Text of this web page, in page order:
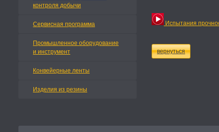
Испытания
вернуться
контроля добычи
Сервисная программа
Промышленное оборудование
и инструмент
Конвейерные ленты
Изделия из резины